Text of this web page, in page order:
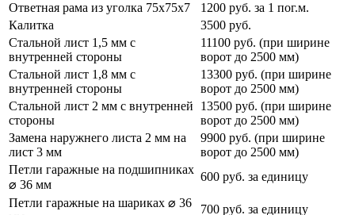
Ответная рама из уголка 75х75х7
1200 руб. за 1 пог.м.
Калитка
3500 руб.
Стальной лист 1,5 мм с
внутренней стороны
11100 руб. (при ширине
ворот до 2500 мм)
Стальной лист 1,8 мм с
внутренней стороны
13300 руб. (при ширине
ворот до 2500 мм)
Стальной лист 2 мм с внутренней
стороны
13500 руб. (при ширине
ворот до 2500 мм)
Замена наружнего листа 2 мм на
лист 3 мм
9900 руб. (при ширине
ворот до 2500 мм)
Петли гаражные на подшипниках
⌀ 36 мм
600 руб. за единицу
Петли гаражные на шариках ⌀ 36
700 руб. за единицу